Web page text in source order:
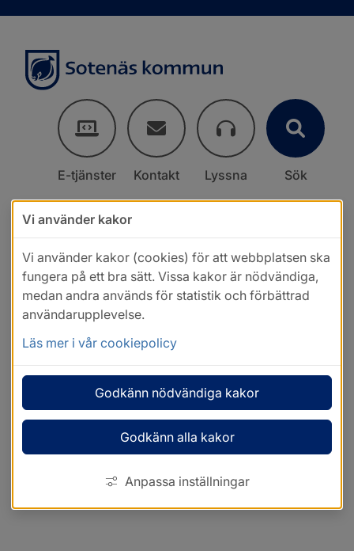
E-tjänster Kontakt Lyssna Sök
Vi använder kakor
Vi använder kakor (cookies) för att webbplatsen ska
fungera på ett bra sätt. Vissa kakor är nödvändiga,
medan andra används för statistik och förbättrad
användarupplevelse.
Läs mer i vår cookiepolicy
Godkänn nödvändiga kakor
Godkänn alla kakor
Anpassa inställningar